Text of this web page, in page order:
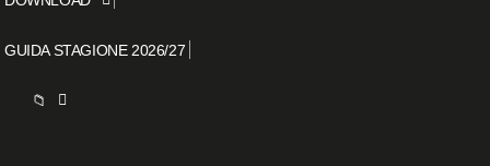
GUIDA STAGIONE 2026/27
📁